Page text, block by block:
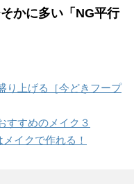
かに多い「NG平行
り上げる［今どきフープ
すすめのメイク３
イクで作れる！